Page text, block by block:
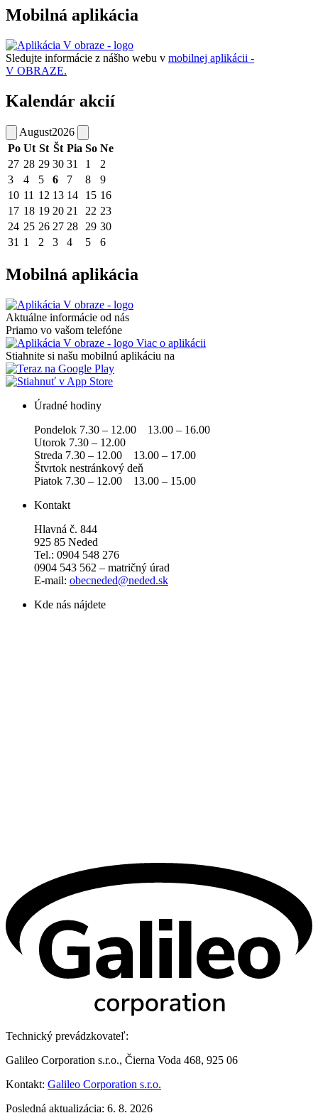
Mobilná aplikácia
Sledujte informácie z nášho webu v mobilnej aplikácii -
V OBRAZE.
Kalendár akcií
August2026
Po Ut St Št Pia So Ne
27 28 29 30 31 1
2
3
4 5 6 7 8
9
10 11 12 13 14 15 16
17 18 19 20 21 22 23
24 25 26 27 28 29 30
31 1 2 3 4 5 6
Mobilná aplikácia
Aktuálne informácie od nás
Priamo vo vašom telefóne
Viac o aplikácii
Stiahnite si našu mobilnú aplikáciu na
Úradné hodiny
Pondelok 7.30 – 12.00 13.00 – 16.00
Utorok 7.30 – 12.00
Streda 7.30 – 12.00 13.00 – 17.00
Štvrtok nestránkový deň
Piatok 7.30 – 12.00 13.00 – 15.00
Kontakt
Hlavná č. 844
925 85 Neded
Tel.: 0904 548 276
0904 543 562 – matričný úrad
E-mail: obecneded@neded.sk
Kde nás nájdete
Technický prevádzkovateľ:
Galileo Corporation s.r.o., Čierna Voda 468, 925 06
Kontakt: Galileo Corporation s.r.o.
Posledná aktualizácia: 6. 8. 2026